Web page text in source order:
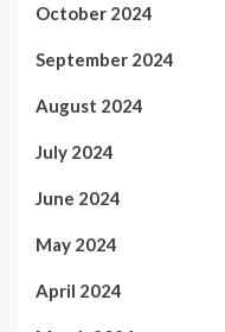
October 2024
September 2024
August 2024
July 2024
June 2024
May 2024
April 2024